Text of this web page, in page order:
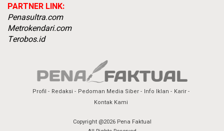
PARTNER LINK:
Penasultra.com
Metrokendari.com
Terobos.id
Profil Redaksi Pedoman Media Siber Info Iklan
Karir
Kontak Kami
Copyright @2026 Pena Faktual